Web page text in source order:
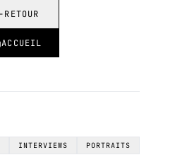
RETOUR
ACCUEIL
INTERVIEWS PORTRAITS